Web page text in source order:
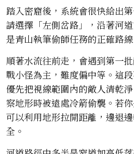
踏入密窟後，系統會很快給出
請選擇「左側岔路」，沿著河
是青山執筆偷師任務的正確路線
順著水流往前走，會遇到第一
戰小怪為主，難度偏中等。這
優先把視線範圍內的敵人清乾
察地形時被遠處冷箭偷襲。若
可以利用地形拉開距離，邊退
全。